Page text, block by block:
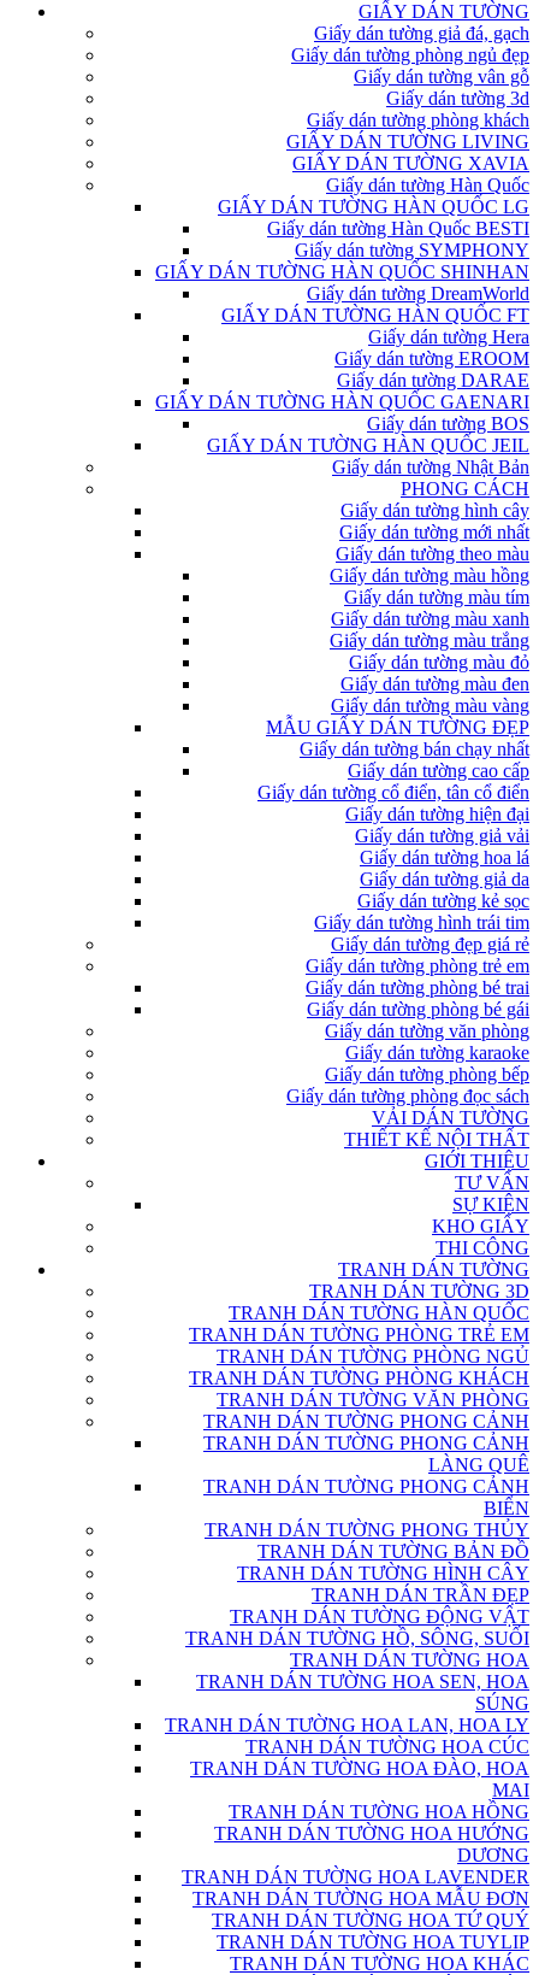
GIẤY DÁN TƯỜNG
Giấy dán tường giả đá, gạch
Giấy dán tường phòng ngủ đẹp
Giấy dán tường vân gỗ
Giấy dán tường 3d
Giấy dán tường phòng khách
GIẤY DÁN TƯỜNG LIVING
GIẤY DÁN TƯỜNG XAVIA
Giấy dán tường Hàn Quốc
GIẤY DÁN TƯỜNG HÀN QUỐC LG
Giấy dán tường Hàn Quốc BESTI
Giấy dán tường SYMPHONY
GIẤY DÁN TƯỜNG HÀN QUỐC SHINHAN
Giấy dán tường DreamWorld
GIẤY DÁN TƯỜNG HÀN QUỐC FT
Giấy dán tường Hera
Giấy dán tường EROOM
Giấy dán tường DARAE
GIẤY DÁN TƯỜNG HÀN QUỐC GAENARI
Giấy dán tường BOS
GIẤY DÁN TƯỜNG HÀN QUỐC JEIL
Giấy dán tường Nhật Bản
PHONG CÁCH
Giấy dán tường hình cây
Giấy dán tường mới nhất
Giấy dán tường theo màu
Giấy dán tường màu hồng
Giấy dán tường màu tím
Giấy dán tường màu xanh
Giấy dán tường màu trắng
Giấy dán tường màu đỏ
Giấy dán tường màu đen
Giấy dán tường màu vàng
MẪU GIẤY DÁN TƯỜNG ĐẸP
Giấy dán tường bán chạy nhất
Giấy dán tường cao cấp
Giấy dán tường cổ điển, tân cổ điển
Giấy dán tường hiện đại
Giấy dán tường giả vải
Giấy dán tường hoa lá
Giấy dán tường giả da
Giấy dán tường kẻ sọc
Giấy dán tường hình trái tim
Giấy dán tường đẹp giá rẻ
Giấy dán tường phòng trẻ em
Giấy dán tường phòng bé trai
Giấy dán tường phòng bé gái
Giấy dán tường văn phòng
Giấy dán tường karaoke
Giấy dán tường phòng bếp
Giấy dán tường phòng đọc sách
VẢI DÁN TƯỜNG
THIẾT KẾ NỘI THẤT
GIỚI THIỆU
TƯ VẤN
SỰ KIỆN
KHO GIẤY
THI CÔNG
TRANH DÁN TƯỜNG
TRANH DÁN TƯỜNG 3D
TRANH DÁN TƯỜNG HÀN QUỐC
TRANH DÁN TƯỜNG PHÒNG TRẺ EM
TRANH DÁN TƯỜNG PHÒNG NGỦ
TRANH DÁN TƯỜNG PHÒNG KHÁCH
TRANH DÁN TƯỜNG VĂN PHÒNG
TRANH DÁN TƯỜNG PHONG CẢNH
TRANH DÁN TƯỜNG PHONG CẢNH
LÀNG QUÊ
TRANH DÁN TƯỜNG PHONG CẢNH
BIỂN
TRANH DÁN TƯỜNG PHONG THỦY
TRANH DÁN TƯỜNG BẢN ĐỒ
TRANH DÁN TƯỜNG HÌNH CÂY
TRANH DÁN TRẦN ĐẸP
TRANH DÁN TƯỜNG ĐỘNG VẬT
TRANH DÁN TƯỜNG HỒ, SÔNG, SUỐI
TRANH DÁN TƯỜNG HOA
TRANH DÁN TƯỜNG HOA SEN, HOA
SÚNG
TRANH DÁN TƯỜNG HOA LAN, HOA LY
TRANH DÁN TƯỜNG HOA CÚC
TRANH DÁN TƯỜNG HOA ĐÀO, HOA
MAI
TRANH DÁN TƯỜNG HOA HỒNG
TRANH DÁN TƯỜNG HOA HƯỚNG
DƯƠNG
TRANH DÁN TƯỜNG HOA LAVENDER
TRANH DÁN TƯỜNG HOA MẪU ĐƠN
TRANH DÁN TƯỜNG HOA TỨ QUÝ
TRANH DÁN TƯỜNG HOA TUYLIP
TRANH DÁN TƯỜNG HOA KHÁC